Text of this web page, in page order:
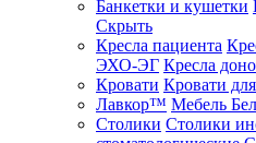
Банкетки и кушетки
Скрыть
Кресла пациента
ЭХО-ЭГ Кресла
Кровати Кровати
Лавкор™ Мебель
Столики Столики